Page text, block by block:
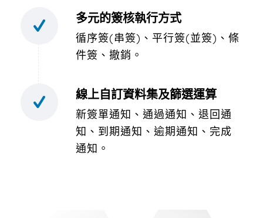
多元的簽核執行方式
循序簽(串簽)、平行簽(並簽)、條
件簽、撤銷。
線上自訂資料集及篩選運算
新簽單通知、通過通知、退回通
知、到期通知、逾期通知、完成
通知。